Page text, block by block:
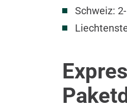
Schweiz: